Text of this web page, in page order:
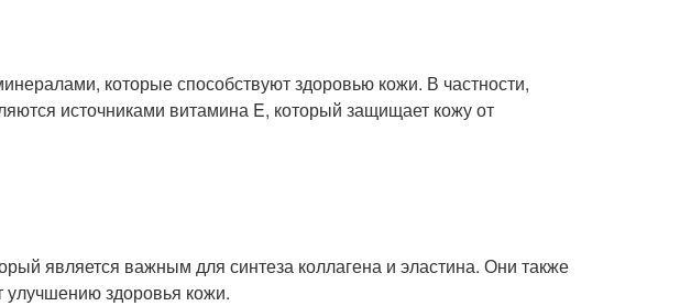
которые способствуют здоровью кожи. В частности,
источниками витамина E, который защищает кожу от
является важным для синтеза коллагена и эластина. Они также
улучшению здоровья кожи.